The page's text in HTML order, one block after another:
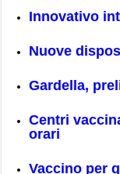
Innovativo
Nuove
Gardella,
Centri
orari
Vaccino per